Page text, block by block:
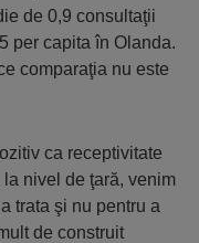
de 0,9 consultaţii
per capita în Olanda.
comparaţia nu este
ca receptivitate
nivel de ţară, venim
trata şi nu pentru a
de construit